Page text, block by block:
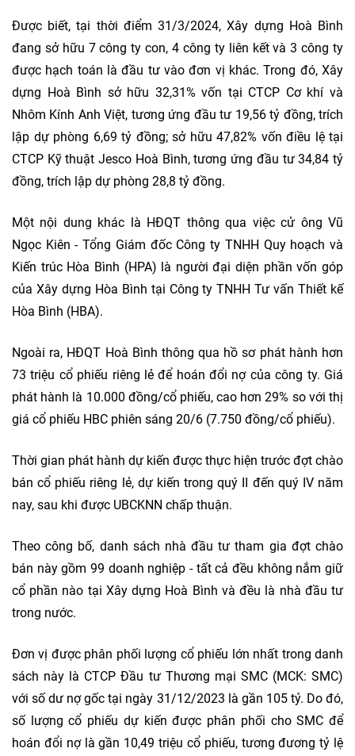
Được biết, tại thời điểm 31/3/2024, Xây dựng Hoà Bình
đang sở hữu 7 công ty con, 4 công ty liên kết và 3 công ty
được hạch toán là đầu tư vào đơn vị khác. Trong đó, Xây
dựng Hoà Bình sở hữu 32,31% vốn tại CTCP Cơ khí và
Nhôm Kính Anh Việt, tương ứng đầu tư 19,56 tỷ đồng, trích
lập dự phòng 6,69 tỷ đồng; sở hữu 47,82% vốn điều lệ tại
CTCP Kỹ thuật Jesco Hoà Bình, tương ứng đầu tư 34,84 tỷ
đồng, trích lập dự phòng 28,8 tỷ đồng.
Một nội dung khác là HĐQT thông qua việc cử ông Vũ
Ngọc Kiên - Tổng Giám đốc Công ty TNHH Quy hoạch và
Kiến trúc Hòa Bình (HPA) là người đại diện phần vốn góp
của Xây dựng Hòa Bình tại Công ty TNHH Tư vấn Thiết kế
Hòa Bình (HBA).
Ngoài ra, HĐQT Hoà Bình thông qua hồ sơ phát hành hơn
73 triệu cổ phiếu riêng lẻ để hoán đổi nợ của công ty. Giá
phát hành là 10.000 đồng/cổ phiếu, cao hơn 29% so với thị
giá cổ phiếu HBC phiên sáng 20/6 (7.750 đồng/cổ phiếu).
Thời gian phát hành dự kiến được thực hiện trước đợt chào
bán cổ phiếu riêng lẻ, dự kiến trong quý II đến quý IV năm
nay, sau khi được UBCKNN chấp thuận.
Theo công bố, danh sách nhà đầu tư tham gia đợt chào
bán này gồm 99 doanh nghiệp - tất cả đều không nắm giữ
cổ phần nào tại Xây dựng Hoà Bình và đều là nhà đầu tư
trong nước.
Đơn vị được phân phối lượng cổ phiếu lớn nhất trong danh
sách này là CTCP Đầu tư Thương mại SMC (MCK: SMC)
với số dư nợ gốc tại ngày 31/12/2023 là gần 105 tỷ. Do đó,
số lượng cổ phiếu dự kiến được phân phối cho SMC để
hoán đổi nợ là gần 10,49 triệu cổ phiếu, tương đương tỷ lệ